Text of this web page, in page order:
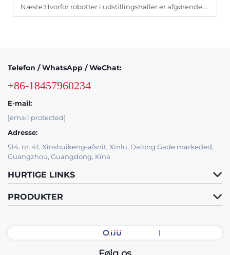
Næste:Hvorfor robotter i udstillingshaller er afgørende for interaktive produktlanceringer.
Telefon / WhatsApp / WeChat:
+86-18457960234
E-mail:
[email protected]
Adresse:
514, nr. 41, Xinshuikeng-afsnit, Xinlu, Dalong Gade markeded,
Guangzhou, Guangdong, Kina
HURTIGE LINKS
PRODUKTER